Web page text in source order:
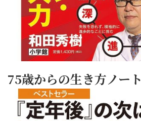
75歳からの生き方ノート